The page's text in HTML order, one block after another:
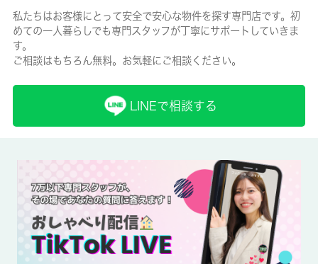
賃貸区分/契約期間
一般/2年
取引形態
薬や日用品を買うのに便利なクリエイトSD(エス・ディー) 八王
子越野店まで、481mです。室内設備はシステムキッチン・ネッ
ト使用料不要・エアコンなどが揃っているので、快適に過ごしや
すいお部屋になります。こちらのアパートは閑静な住宅地にあり
ます。八王子市で賃貸住宅を借りるなら、京王相模原線京王堀之
内周辺をご検討ください。 城南コミュニティがお手伝いいたし
私たちはお客様にとって安全で安心な物件を探す専門店です。初
めての一人暮らしでも専門スタッフが丁寧にサポートしていきま
す。
ご相談はもちろん無料。お気軽にご相談ください。
LINEで相談する